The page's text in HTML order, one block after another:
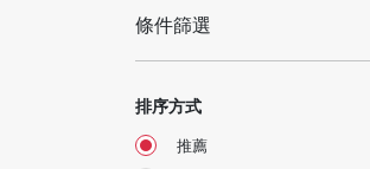
條件篩選
排序方式
推薦